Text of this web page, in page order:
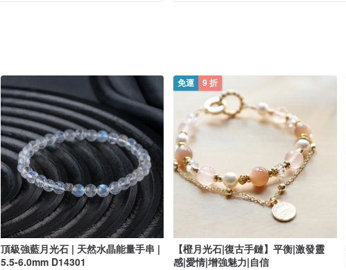
頂級強藍月光石 | 天然水晶能量手串 |
5.5-6.0mm D14301
免運 9 折
【橙月光石|復古手鏈】平衡|激發靈
感|愛情|增強魅力|自信